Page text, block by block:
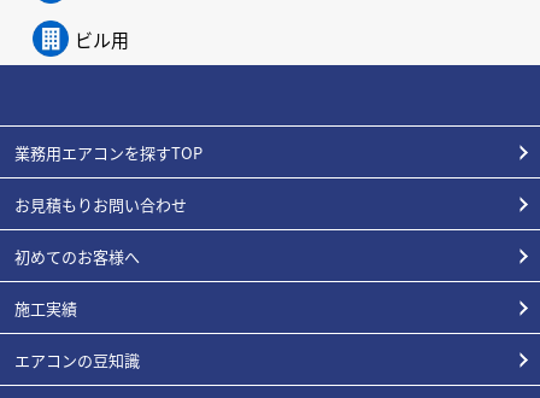
ビル用
業務用エアコンを探すTOP
お見積もりお問い合わせ
初めてのお客様へ
施工実績
エアコンの豆知識